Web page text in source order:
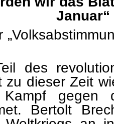
Januar“
des
zu dieser Zeit
Kampf gegen
Bertolt